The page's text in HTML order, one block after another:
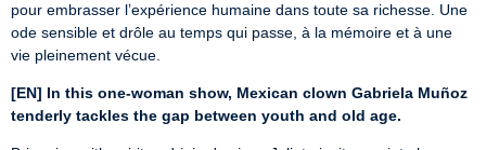
pour embrasser l’expérience humaine dans toute sa richesse. Une
ode sensible et drôle au temps qui passe, à la mémoire et à une
vie pleinement vécue.
[EN] In this one-woman show, Mexican clown Gabriela Muñoz
tenderly tackles the gap between youth and old age.